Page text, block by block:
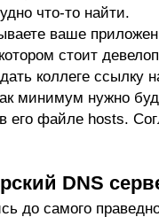
что-то найти.
ваше
стоит
коллеге ссылку
минимум нужно
его файле hosts.
DNS
до самого